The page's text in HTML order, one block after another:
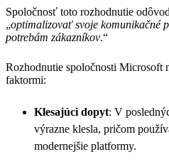
Spoločnosť toto rozhodnutie
„optimalizovať svoje komunikačné
potrebám zákazníkov.“
Rozhodnutie spoločnosti
faktormi:
Klesajúci dopyt: V
výrazne klesla, pričom
modernejšie platformy.